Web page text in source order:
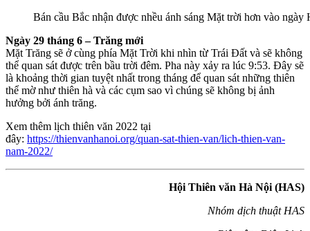
Bán cầu Bắc nhận được nhều ánh sáng Mặt trời hơn vào
Ngày 29 tháng 6 – Trăng mới
Mặt Trăng sẽ ở cùng phía Mặt Trời khi nhìn từ Trái Đất và sẽ không
thể quan sát được trên bầu trời đêm. Pha này xảy ra lúc 9:53. Đây sẽ
là khoảng thời gian tuyệt nhất trong tháng để quan sát những thiên
thể mờ như thiên hà và các cụm sao vì chúng sẽ không bị ảnh
hưởng bởi ánh trăng.
Xem thêm lịch thiên văn 2022 tại
đây: https://thienvanhanoi.org/quan-sat-thien-van/lich-thien-van-
nam-2022/
Hội Thiên văn Hà Nội (HAS)
Nhóm dịch thuật HAS